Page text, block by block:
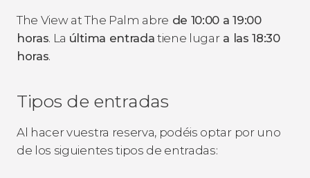
The View at The Palm abre de 10:00 a 19:00
horas. La última entrada tiene lugara las 18:30
horas.
Tipos de entradas
Al hacer vuestra reserva, podéis optar por uno
de los siguientes tipos de entradas: